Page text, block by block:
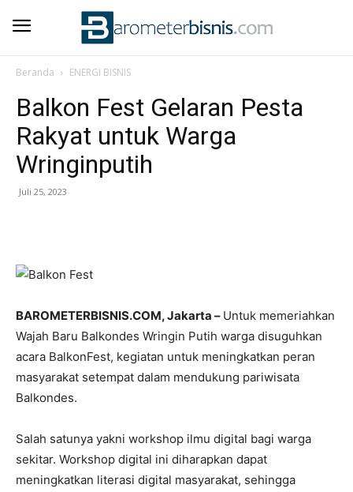
Beranda ENERGI BISNIS
Balkon Fest Gelaran Pesta
Rakyat untuk Warga
Wringinputih
Juli 25, 2023
BAROMETERBISNIS.COM, Jakarta – Untuk memeriahkan
Wajah Baru Balkondes Wringin Putih warga disuguhkan
acara BalkonFest, kegiatan untuk meningkatkan peran
masyarakat setempat dalam mendukung pariwisata
Balkondes.
Salah satunya yakni workshop ilmu digital bagi warga
sekitar. Workshop digital ini diharapkan dapat
meningkatkan literasi digital masyarakat, sehingga